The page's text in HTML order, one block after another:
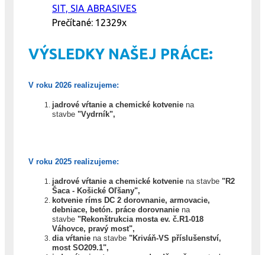
SIT, SIA ABRASIVES
Prečítané: 12329x
VÝSLEDKY NAŠEJ PRÁCE:
V roku 2026 realizujeme:
jadrové vŕtanie a chemické kotvenie na
stavbe "Vydrník",
V roku 2025 realizujeme:
jadrové vŕtanie a chemické kotvenie na stavbe "R2
Šaca - Košické Oľšany",
kotvenie ríms DC 2 dorovnanie, armovacie,
debniace, betón. práce dorovnanie na
stavbe "Rekonštrukcia mosta ev. č.R1-018
Váhovce, pravý most",
dia vŕtanie na stavbe "Kriváň-VS příslušenství,
most SO209.1",